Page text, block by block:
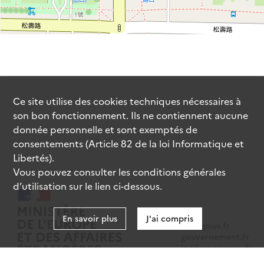
data.gouv.fr
legifrance.gouv.fr
Ce site utilise descookiestechniques nécessaires à
son bon fonctionnement. Ils ne contiennent aucune
donnée personnelle et sont exemptés de
consentements (Article 82 de la loi Informatique et
Libertés).
Vous pouvez consulter les conditions générales
d’utilisation sur le lien ci-dessous.
En savoir plus J'ai compris